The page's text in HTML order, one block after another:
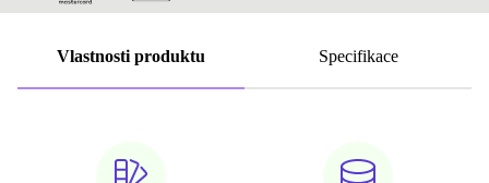
Vlastnosti produktu Specifikace